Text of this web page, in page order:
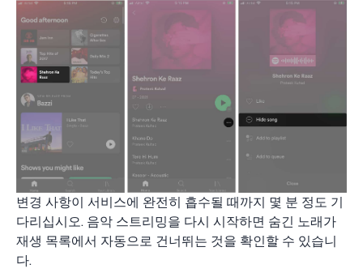
변경 사항이 서비스에 완전히 흡수될 때까지 몇 분 정도 기
다리십시오. 음악 스트리밍을 다시 시작하면 숨긴 노래가
재생 목록에서 자동으로 건너뛰는 것을 확인할 수 있습니
다.